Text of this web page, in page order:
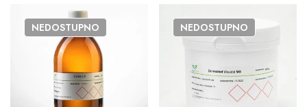
NEDOSTUPNO NEDOSTUPNO